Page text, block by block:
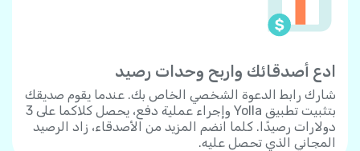
ادع أصدقائك واربح وحدات رصيد
شارك رابط الدعوة الشخصي الخاص بك. عندما يقوم صديقك
بتثبيت تطبيق Yolla وإجراء عملية دفع، يحصل كلاكما على 3
دولارات رصيدًا. كلما انضم المزيد من الأصدقاء، زاد الرصيد
المجاني الذي تحصل عليه.